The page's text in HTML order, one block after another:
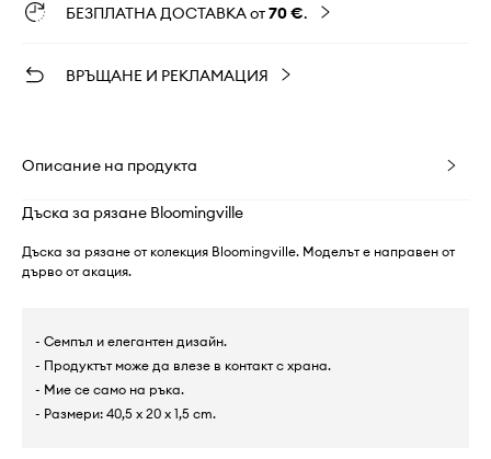
БЕЗПЛАТНА ДОСТАВКА от70 €.
ВРЪЩАНЕ И РЕКЛАМАЦИЯ
Описание на продукта
Дъска за рязане Bloomingville
Дъска за рязане от колекция Bloomingville. Моделът е направен от
дърво от акация.
- Семпъл и елегантен дизайн.
- Продуктът може да влезе в контакт с храна.
- Мие се само на ръка.
- Размери: 40,5 x 20 x 1,5 cm.